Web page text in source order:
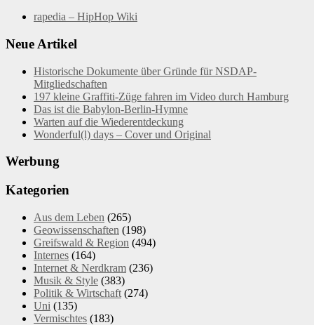
rapedia – HipHop Wiki
Neue Artikel
Historische Dokumente über Gründe für NSDAP-
Mitgliedschaften
197 kleine Graffiti-Züge fahren im Video durch Hamburg
Das ist die Babylon-Berlin-Hymne
Warten auf die Wiederentdeckung
Wonderful(l) days – Cover und Original
Werbung
Kategorien
Aus dem Leben (265)
Geowissenschaften (198)
Greifswald & Region (494)
Internes (164)
Internet & Nerdkram (236)
Musik & Style (383)
Politik & Wirtschaft (274)
Uni (135)
Vermischtes (183)